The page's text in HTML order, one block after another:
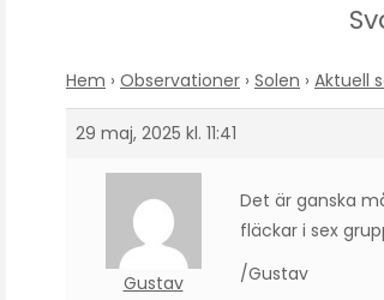
Hem › Observationer › Solen › Aktuell
29 maj, 2025 kl. 11:41
Gustav
Det är ganska
fläckar i sex
/Gustav